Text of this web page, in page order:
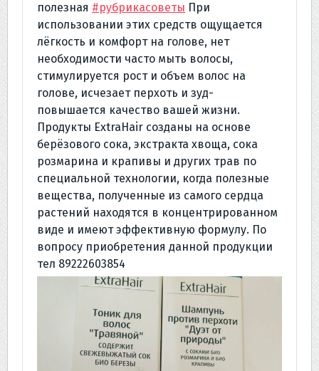
полезная #рубрикасоветы При
использовании этих средств ощущается
лёгкость и комфорт на голове, нет
необходимости часто мыть волосы,
стимулируется рост и объем волос на
голове, исчезает перхоть и зуд-
повышается качество вашей жизни.
Продукты ExtraHair созданы на основе
берёзового сока, экстракта хвоща, сока
розмарина и крапивы и других трав по
специальной технологии, когда полезные
вещества, полученные из самого сердца
растений находятся в концентрированном
виде и имеют эффективную формулу. По
вопросу приобретения данной продукции
тел 89222603854